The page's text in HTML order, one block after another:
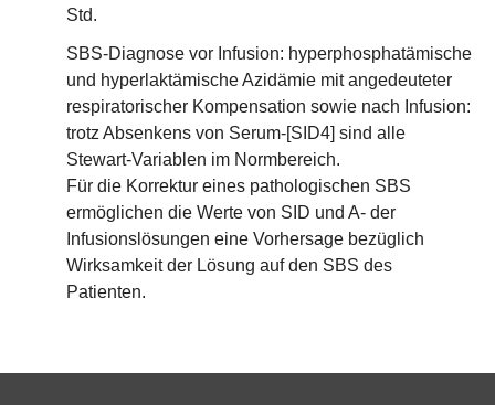
Std.
SBS-Diagnose vor Infusion: hyperphosphatämische
und hyperlaktämische Azidämie mit angedeuteter
respiratorischer Kompensation sowie nach Infusion:
trotz Absenkens von Serum-[SID4] sind alle
Stewart-Variablen im Normbereich.
Für die Korrektur eines pathologischen SBS
ermöglichen die Werte von SID und A- der
Infusionslösungen eine Vorhersage bezüglich
Wirksamkeit der Lösung auf den SBS des
Patienten.